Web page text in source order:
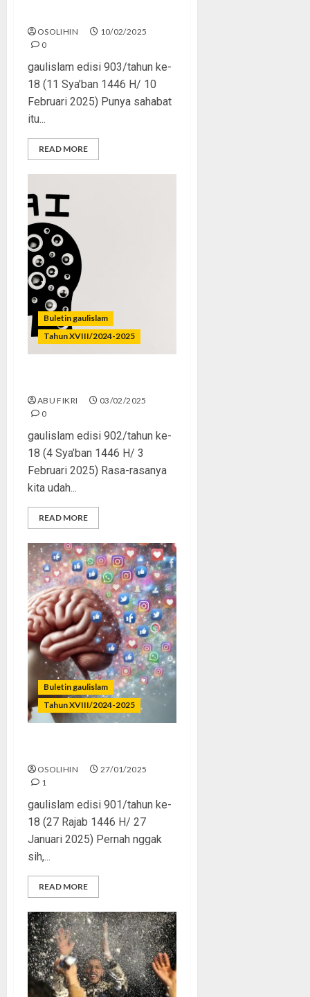
OSOLIHIN
10/02/2025
0
gaulislam edisi 903/tahun ke-
18 (11 Sya’ban 1446 H/ 10
Februari 2025) Punya sahabat
itu...
READ MORE
Buletin gaulislam
Tahun XVIII/2024-2025
ABU FIKRI
03/02/2025
0
gaulislam edisi 902/tahun ke-
18 (4 Sya’ban 1446 H/ 3
Februari 2025) Rasa-rasanya
kita udah...
READ MORE
Buletin gaulislam
Tahun XVIII/2024-2025
OSOLIHIN
27/01/2025
1
gaulislam edisi 901/tahun ke-
18 (27 Rajab 1446 H/ 27
Januari 2025) Pernah nggak
sih,...
READ MORE